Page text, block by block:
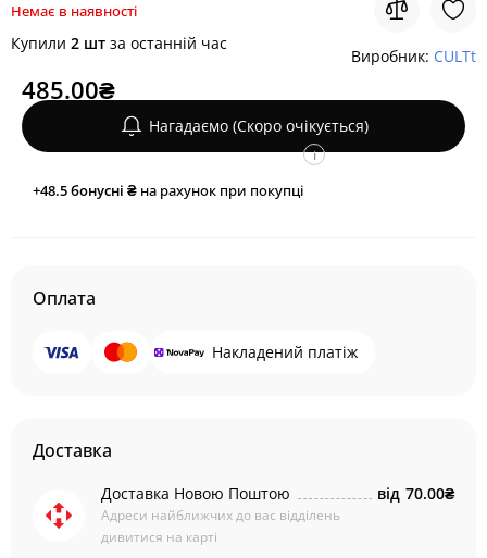
Немає в наявності
Купили 2 шт за останній час
Виробник: CULTt
485.00₴
Нагадаємо (Скоро очікується)
+48.5бонусні ₴ на рахунок при покупці
i
Оплата
Накладений платіж
Доставка
Доставка Новою Поштою
Адреси найближчих до вас відділень
дивитися на карті
від 70.00₴